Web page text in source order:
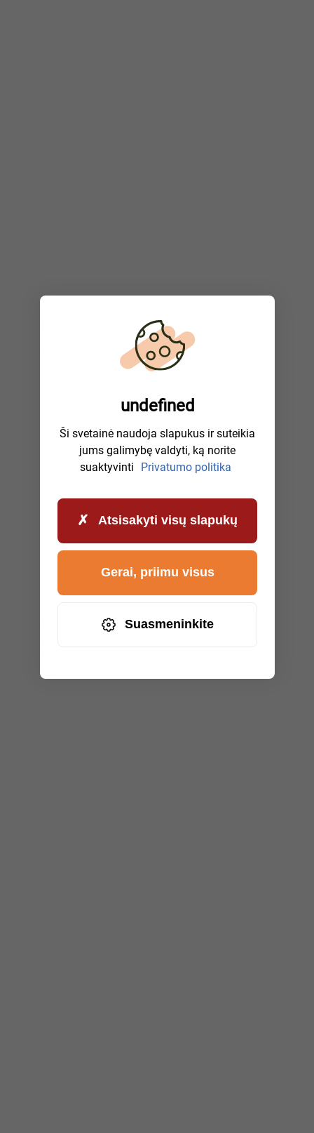
undefined
Ši svetainė naudoja slapukus ir suteikia
jums galimybę valdyti, ką norite
suaktyvinti
Privatumo politika
Atsisakyti visų slapukų
Suasmeninkite
Gerai, priimu visus